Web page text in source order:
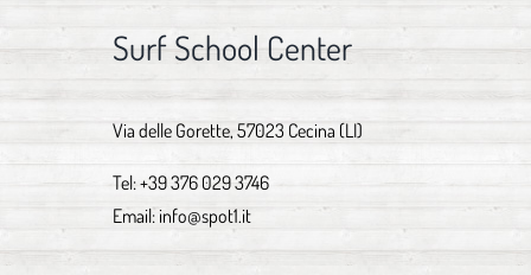
Surf School Center
Via delle Gorette, 57023 Cecina (LI)
Tel:+39 376 029 3746
Email: info@spot1.it